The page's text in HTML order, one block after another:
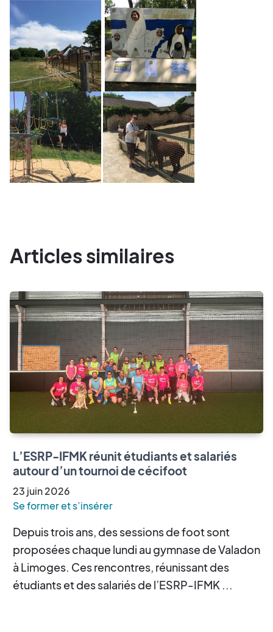
Articles similaires
L’ESRP-IFMK réunit étudiants et salariés
autour d’un tournoi de cécifoot
23 juin2026
Se former et s’insérer
Depuis trois ans, des sessions de foot sont
proposées chaque lundi au gymnase de Valadon
à Limoges. Ces rencontres, réunissant des
étudiants et des salariés de l’ESRP-IFMK ...